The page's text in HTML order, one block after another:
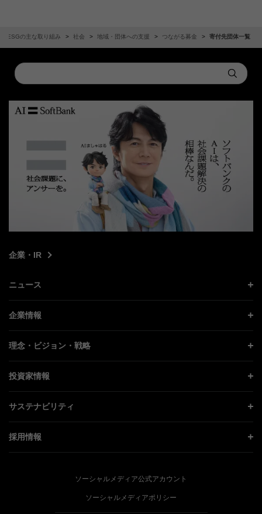
ESGの主な取り組み 社会 地域・団体への支援 つながる募金 寄付先団体一覧
Conduct
a
Submit
企業・IR
ニュース
ニュース トップ
プレスリリース
更新情報
記者説明会
企業情報
企業情報 トップ
社長メッセージ
事業紹介
ガバナンス
理念・ビジョン・戦略
理念・ビジョン・戦略 トップ
成長戦略「Activate AI for Society」
人材戦略
投資家情報
投資家情報 トップ
経営方針
個人投資家の皆さまへ
サステナビリティ
サステナビリティ トップ
トップメッセージ
ESG方針・体制
採用情報
ソーシャルメディア公式アカウント
ソーシャルメディアポリシー